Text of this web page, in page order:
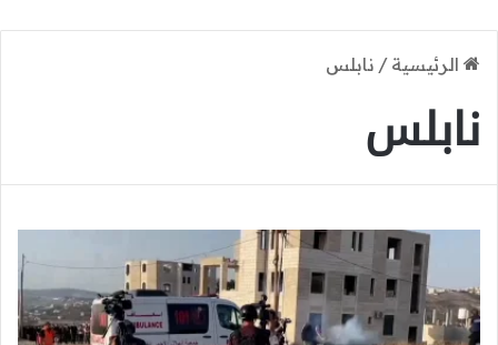
الرئيسية / نابلس
نابلس